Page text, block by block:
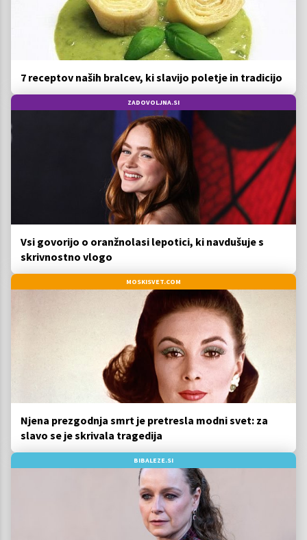
7 receptov naših bralcev, ki slavijo poletje in tradicijo
ZADOVOLJNA.SI
Vsi govorijo o oranžnolasi lepotici, ki navdušuje s
skrivnostno vlogo
MOSKISVET.COM
Njena prezgodnja smrt je pretresla modni svet: za
slavo se je skrivala tragedija
BIBALEZE.SI